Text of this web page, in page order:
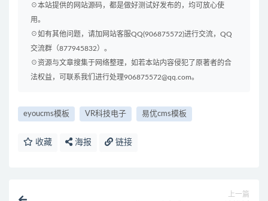
☉本站提供的网站源码，都是做好测试好发布的，均可放心使
用。
☉如有其他问题，请加网站客服QQ(906875572)进行交流，QQ
交流群（877945832）。
☉资源与文章搜集于网络整理，如若本站内容侵犯了原著者的合
法权益，可联系我们进行处理906875572@qq.com。
eyoucms模板 VR科技电子 易优cms模板
收藏 海报 链接
上一篇